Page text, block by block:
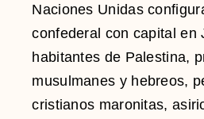
Naciones Unidas
confederal con capital en
habitantes de Palestina,
musulmanes y hebreos,
cristianos maronitas,